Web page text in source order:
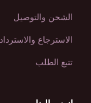
الشحن والتوصيل
الاسترجاع والاسترداد
تتبع الطلب